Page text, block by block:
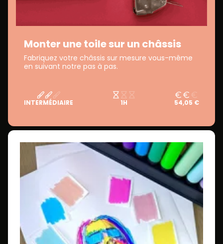
Monter une toile sur un châssis
Fabriquez votre châssis sur mesure vous-même
en suivant notre pas à pas.
INTERMÉDIAIRE 1H 54,05 €